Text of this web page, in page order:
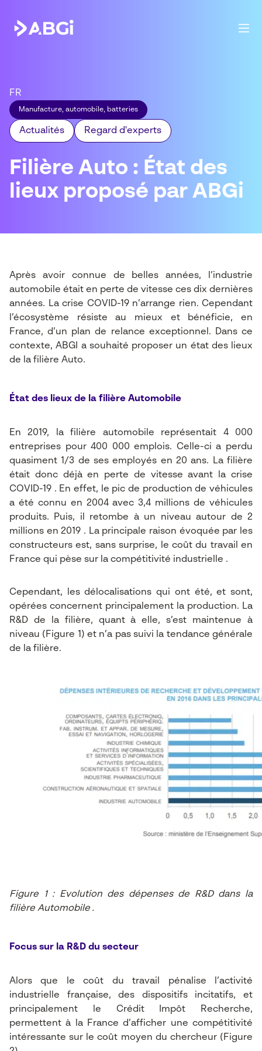
FR
Manufacture, automobile, batteries
Actualités Regard d'experts
Filière Auto : État des
lieux proposé par ABGi
Après avoir connue de belles années, l’industrie
automobile était en perte de vitesse ces dix dernières
années. La crise COVID-19 n’arrange rien. Cependant
l’écosystème résiste au mieux et bénéficie, en
France, d’un plan de relance exceptionnel. Dans ce
contexte, ABGI a souhaité proposer un état des lieux
de la filière Auto.
État des lieux de la filière Automobile
En 2019, la filière automobile représentait 4 000
entreprises pour 400 000 emplois. Celle-ci a perdu
quasiment 1/3 de ses employés en 20 ans. La filière
était donc déjà en perte de vitesse avant la crise
COVID-19 . En effet, le pic de production de véhicules
a été connu en 2004 avec 3,4 millions de véhicules
produits. Puis, il retombe à un niveau autour de 2
millions en 2019 . La principale raison évoquée par les
constructeurs est, sans surprise, le coût du travail en
France qui pèse sur la compétitivité industrielle .
Cependant, les délocalisations qui ont été, et sont,
opérées concernent principalement la production. La
R&D de la filière, quant à elle, s’est maintenue à
niveau (Figure 1) et n’a pas suivi la tendance générale
de la filière.
Figure 1 : Evolution des dépenses de R&D dans la
filière Automobile .
Focus sur la R&D du secteur
Alors que le coût du travail pénalise l’activité
industrielle française, des dispositifs incitatifs, et
principalement le Crédit Impôt Recherche,
permettent à la France d’afficher une compétitivité
intéressante sur le coût moyen du chercheur (Figure